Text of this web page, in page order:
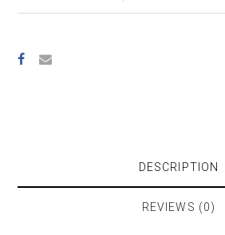
DESCRIPTION
REVIEWS (0)